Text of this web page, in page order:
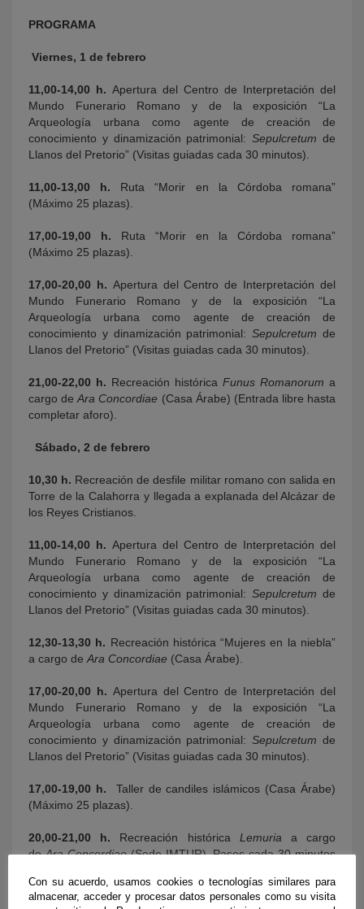
PROGRAMA
Viernes, 1 de febrero
11,00-14,00 h. Apertura del Centro de Interpretación del
Mundo Funerario Romano y de la exposición “La
Arqueología urbana como agente de creación de
conocimiento y dinamización patrimonial:Sepulcretum de
Llanos del Pretorio” (Visitas guiadas cada 30 minutos).
11,00-13,00 h. Ruta “Morir en la Córdoba romana”
(Máximo 25 plazas).
17,00-19,00 h. Ruta “Morir en la Córdoba romana”
(Máximo 25 plazas).
17,00-20,00 h. Apertura del Centro de Interpretación del
Mundo Funerario Romano y de la exposición “La
Arqueología urbana como agente de creación de
conocimiento y dinamización patrimonial:Sepulcretum de
Llanos del Pretorio” (Visitas guiadas cada 30 minutos).
21,00-22,00 h. Recreación histórica Funus Romanorum a
cargo deAra Concordiae (Casa Árabe) (Entrada libre hasta
completar aforo).
Sábado, 2 de febrero
10,30 h. Recreación de desfile militar romano con salida en
Torre de la Calahorra y llegada a explanada del Alcázar de
los Reyes Cristianos.
11,00-14,00 h. Apertura del Centro de Interpretación del
Mundo Funerario Romano y de la exposición “La
Arqueología urbana como agente de creación de
conocimiento y dinamización patrimonial:Sepulcretum de
Llanos del Pretorio” (Visitas guiadas cada 30 minutos).
12,30-13,30 h. Recreación histórica “Mujeres en la niebla”
a cargo de Ara Concordiae (Casa Árabe).
17,00-20,00 h. Apertura del Centro de Interpretación del
Mundo Funerario Romano y de la exposición “La
Arqueología urbana como agente de creación de
conocimiento y dinamización patrimonial:Sepulcretum de
Llanos del Pretorio” (Visitas guiadas cada 30 minutos).
17,00-19,00 h. Taller de candiles islámicos (Casa Árabe)
(Máximo 25 plazas).
20,00-21,00 h. Recreación histórica Lemuria a cargo
deAra Concordiae(Sede IMTUR). Pases cada 30 minutos
Domingo, 3 de febrero
Con su acuerdo, usamos cookies o tecnologías similares para
almacenar, acceder y procesar datos personales como su visita